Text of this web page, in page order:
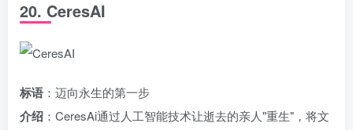
20. CeresAI
标语 ：迈向永生的第一步
介绍 ：CeresAi通过人工智能技术让逝去的亲人"重生"，将文